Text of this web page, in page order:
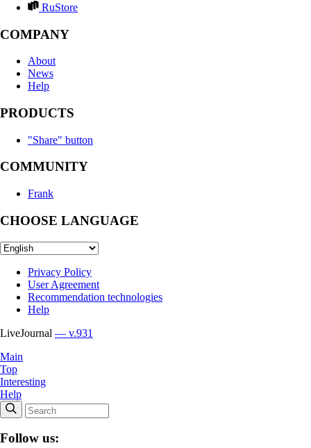
RuStore
COMPANY
About
News
Help
PRODUCTS
"Share" button
COMMUNITY
Frank
CHOOSE LANGUAGE
Privacy Policy
User Agreement
Recommendation technologies
Help
LiveJournal — v.931
Main
Top
Interesting
Help
Follow us: